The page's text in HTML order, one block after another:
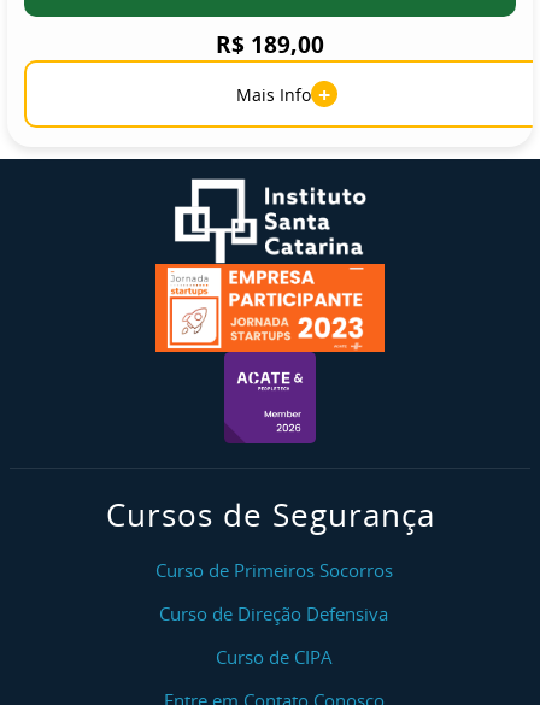
R$ 189,00
Mais Info +
Cursos de Segurança
Curso de Primeiros Socorros
Curso de Direção Defensiva
Curso de CIPA
Entre em Contato Conosco